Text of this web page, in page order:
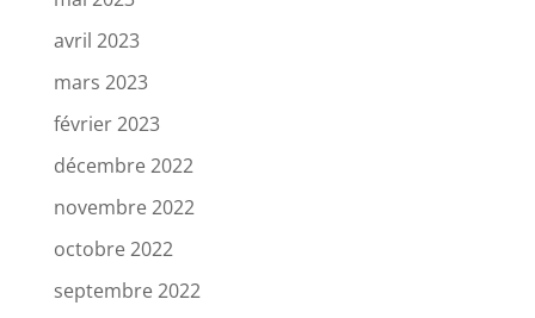
avril 2023
mars 2023
février 2023
décembre 2022
novembre 2022
octobre 2022
septembre 2022